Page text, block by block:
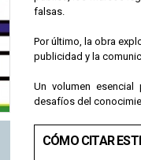
falsas.
Por último, la obra
publicidad y la
Un volumen esencial
desafíos del
CÓMO CITAR